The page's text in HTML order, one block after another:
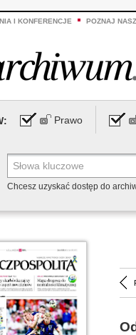
I KONFERENCJE POZNAJ
Prawo
Chcesz uzyskać dostęp do